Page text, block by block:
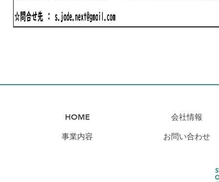
HOME
会社情報
事業内容
お問い合わせ